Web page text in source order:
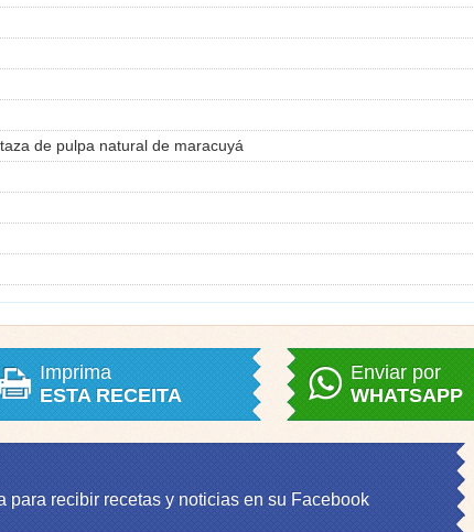
de pulpa natural de maracuyá
Imprima
ESTA RECEITA
Enviar por
WHATSAPP
para recibir recetas y noticias en su Facebook